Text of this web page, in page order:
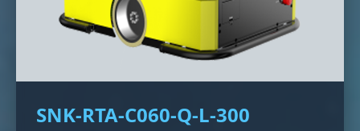
SNK-RTA-C060-Q-L-300